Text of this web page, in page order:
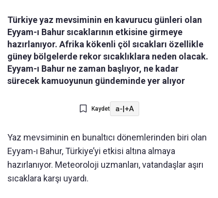
Türkiye yaz mevsiminin en kavurucu günleri olan
Eyyam-ı Bahur sıcaklarının etkisine girmeye
hazırlanıyor. Afrika kökenli çöl sıcakları özellikle
güney bölgelerde rekor sıcaklıklara neden olacak.
Eyyam-ı Bahur ne zaman başlıyor, ne kadar
sürecek kamuoyunun gündeminde yer alıyor
Kaydet a-|+A
Yaz mevsiminin en bunaltıcı dönemlerinden biri olan
Eyyam-ı Bahur, Türkiye’yi etkisi altına almaya
hazırlanıyor. Meteoroloji uzmanları, vatandaşlar aşırı
sıcaklara karşı uyardı.